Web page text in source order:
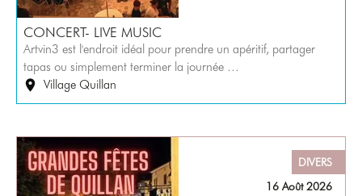
CONCERT- LIVE MUSIC
Artvin3 est l'endroit idéal pour prendre un apéritif, partager
tapas ou simplement terminer la journée …
Village Quillan
DIVERS
16 Août 2026